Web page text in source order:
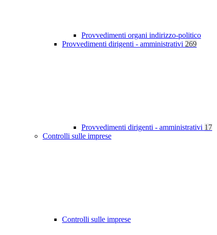
Provvedimenti organi indirizzo-politico
Provvedimenti dirigenti - amministrativi 269
Provvedimenti dirigenti - amministrativi 17
Controlli sulle imprese
Controlli sulle imprese